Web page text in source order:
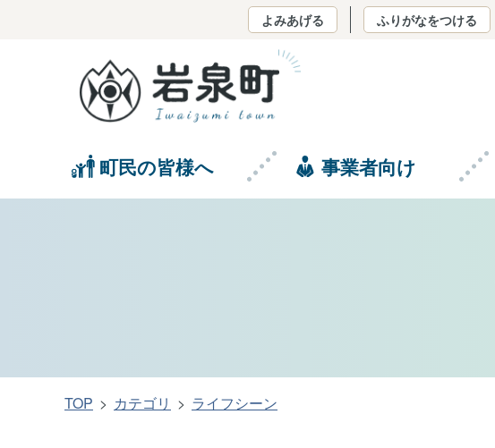
町民の皆様へ 事業者向け
よみあげる ふりがなをつける
TOP カテゴリ ライフシーン